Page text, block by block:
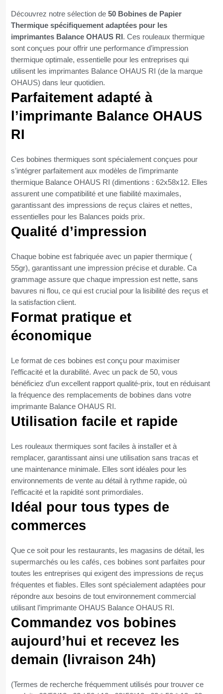
Découvrez notre sélection de50 Bobines de Papier
Thermique spécifiquement adaptées pour les
imprimantes Balance OHAUS RI . Ces rouleaux thermique
sont conçues pour offrir une performance d’impression
thermique optimale, essentielle pour les entreprises qui
utilisent les imprimantes Balance OHAUS RI (de la marque
OHAUS) dans leur quotidien.
Parfaitement adapté à
l’imprimante Balance OHAUS
RI
Ces bobines thermiques sont spécialement conçues pour
s’intégrer parfaitement aux modèles de l’imprimante
thermique Balance OHAUS RI (dimentions : 62x58x12. Elles
assurent une compatibilité et une fiabilité maximales,
garantissant des impressions de reçus claires et nettes,
essentielles pour les Balances poids prix.
Qualité d’impression
Chaque bobine est fabriquée avec un papier thermique (
55gr), garantissant une impression précise et durable. Ca
grammage assure que chaque impression est nette, sans
bavures ni flou, ce qui est crucial pour la lisibilité des reçus et
la satisfaction client.
Format pratique et
économique
Le format de ces bobines est conçu pour maximiser
l’efficacité et la durabilité. Avec un pack de 50, vous
bénéficiez d’un excellent rapport qualité-prix, tout en réduisant
la fréquence des remplacements de bobines dans votre
imprimante Balance OHAUS RI.
Utilisation facile et rapide
Les rouleaux thermiques sont faciles à installer et à
remplacer, garantissant ainsi une utilisation sans tracas et
une maintenance minimale. Elles sont idéales pour les
environnements de vente au détail à rythme rapide, où
l’efficacité et la rapidité sont primordiales.
Idéal pour tous types de
commerces
Que ce soit pour les restaurants, les magasins de détail, les
supermarchés ou les cafés, ces bobines sont parfaites pour
toutes les entreprises qui exigent des impressions de reçus
fréquentes et fiables. Elles sont spécialement adaptées pour
répondre aux besoins de tout environnement commercial
utilisant l’imprimante OHAUS Balance OHAUS RI.
Commandez vos bobines
aujourd’hui et recevez les
demain (livraison 24h)
(Termes de recherche fréquemment utilisés pour trouver ce